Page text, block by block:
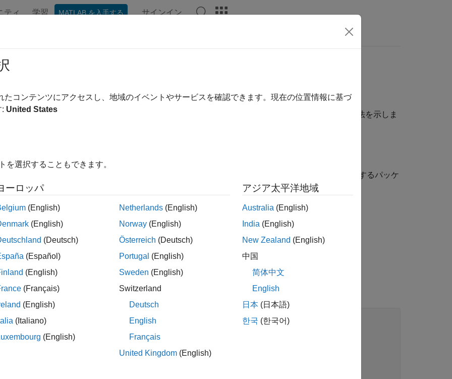
ティ 学習 MATLAB を入手する サインイン
アプリケーションでの
は、MATLAB® アプリケーションを作成する方法を示しま
を使用して、MATLAB ラッパー関数を使用して MATLAB クラスにアクセスするパッケ
を作成します。
アプリケーションで MATLAB ラッパー関数を呼び出します。
リケーションをビルドして実行します。
で、パッケージ化対象の MATLAB コードを調べます。この例では、次のコードを使用して、
という名前の MATLAB クラスを作成します。
MyMatlabClass < handle
properties (Access = private)
たコンテンツにアクセスし、地域のイベントやサービスを確認できます。現在の位置情報に基づ
: United States
を選択することもできます。
ーロッパ
(English)
(English)
(Deutsch)
(Español)
(English)
(Français)
(English)
(Italiano)
(English)
Netherlands (English)
Norway (English)
Österreich (Deutsch)
Portugal (English)
Sweden (English)
Switzerland
Deutsch
English
Français
United Kingdom (English)
アジア太平洋地域
Australia (English)
India (English)
New Zealand (English)
中国
简体中文
English
日本 (日本語)
한국 (한국어)